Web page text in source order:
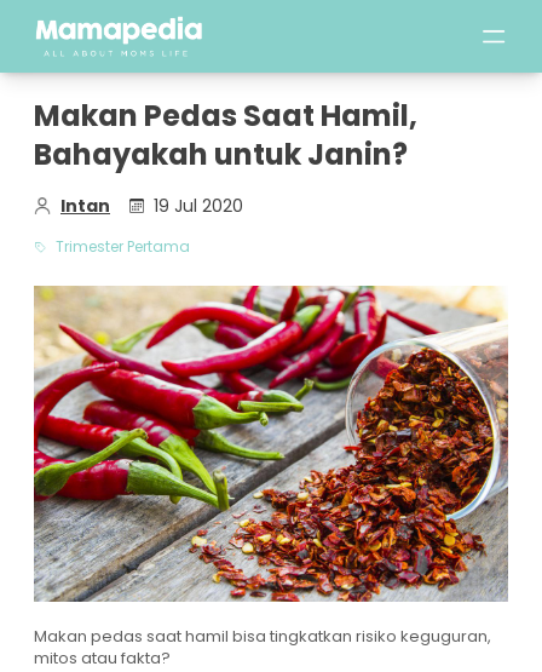
Makan Pedas Saat Hamil,
Bahayakah untuk Janin?
Intan 19 Jul 2020
Trimester Pertama
Makan pedas saat hamil bisa tingkatkan risiko keguguran,
mitos atau fakta?